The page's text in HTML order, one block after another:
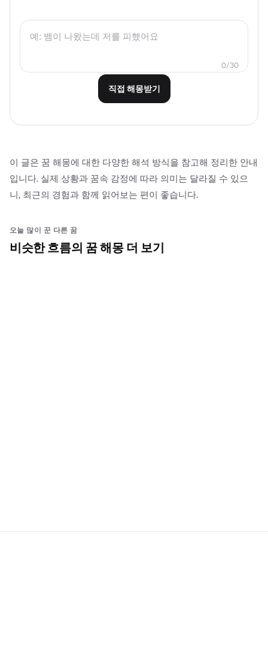
0/30
직접 해몽받기
이 글은 꿈 해몽에 대한 다양한 해석 방식을 참고해 정리한 안내
입니다. 실제 상황과 꿈속 감정에 따라 의미는 달라질 수 있으
니, 최근의 경험과 함께 읽어보는 편이 좋습니다.
오늘 많이 꾼 다른 꿈
비슷한 흐름의 꿈 해몽 더 보기